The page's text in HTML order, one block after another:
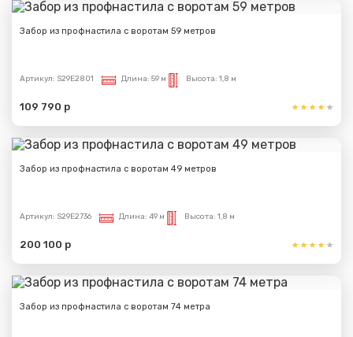
Забор из профнастила с воротам 59 метров
Артикул: S29E2801 Длина: 59 м Высота: 1,8 м
109 790 р
Забор из профнастила с воротам 49 метров
Артикул: S29E2736 Длина: 49 м Высота: 1,8 м
200 100 р
Забор из профнастила с воротам 74 метра